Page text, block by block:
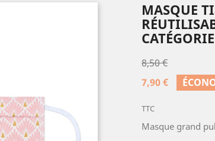
MASQUE
8,50 €
7,90 €
TTC
Masque grand